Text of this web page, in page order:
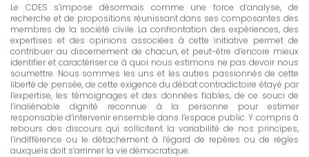
Le CDES s’impose désormais comme une force d’analyse, de
recherche et de propositions réunissant dans ses composantes des
membres de la société civile. La confrontation des expériences, des
expertises et des opinions associées à cette initiative permet de
contribuer au discernement de chacun, et peut-être d’encore mieux
identifier et caractériser ce à quoi nous estimons ne pas devoir nous
soumettre. Nous sommes les uns et les autres passionnés de cette
liberté de pensée, de cette exigence du débat contradictoire étayé par
l’expertise, les témoignages et des données fiables, de ce souci de
l’inaliénable dignité reconnue à la personne pour estimer
responsable d’intervenir ensemble dans l’espace public. Y compris à
rebours des discours qui sollicitent la variabilité de nos principes,
l’indifférence ou le détachement à l’égard de repères ou de règles
auxquels doit s’arrimer la vie démocratique.